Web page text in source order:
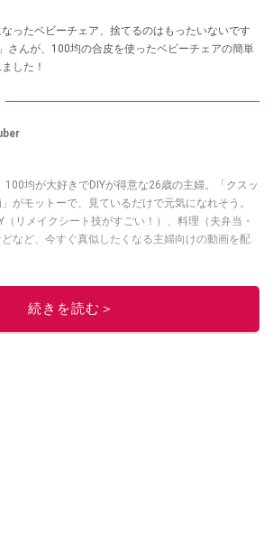
ったベビーチェア、捨てるのはもったいないです
さんが、100均の合皮を使ったベビーチェアの簡単
した！
100均が大好きでDIYが得意な26歳の主婦。「クスッ
がモットーで、見ているだけで元気になれそう。
リメイクシート技がすごい！）、料理（夫弁当・
など、今すぐ真似したくなる主婦向けの動画を配
このイチオシストの他の記事を読む
続きを読む＞